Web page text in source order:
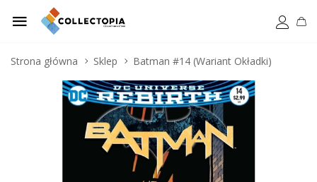
Strona główna Sklep Batman #14 (Wariant Okładki)